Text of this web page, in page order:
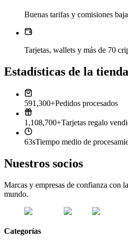
Buenas tarifas y comisiones
Tarjetas, wallets y más de 70
Estadísticas de la tienda
591,300+Pedidos procesados
1,108,700+Tarjetas regalo
63sTiempo medio de
Nuestros socios
Marcas y empresas de confianza con
mundo.
Categorías